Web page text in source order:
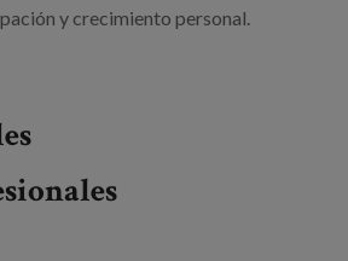
y crecimiento personal.